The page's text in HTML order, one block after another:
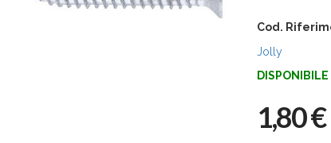
Cod.
Jolly
DISPONIBILE
1,80€